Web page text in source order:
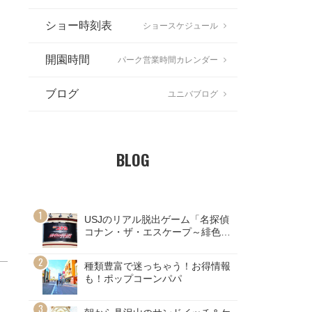
ショー時刻表 ショースケジュール
開園時間 パーク営業時間カレンダー
ブログ ユニバブログ
BLOG
USJのリアル脱出ゲーム「名探偵
コナン・ザ・エスケープ～緋色の
種類豊富で迷っちゃう！お得情報
も！ポップコーンパパ